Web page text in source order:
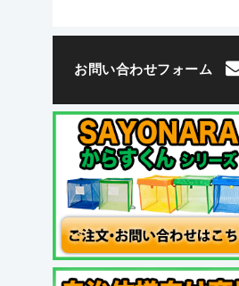
お問い合わせフォーム